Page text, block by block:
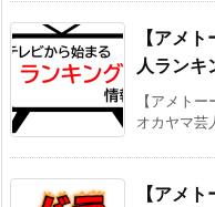
【アメ
人ランキ
【アメト
オカヤマ芸
【アメ